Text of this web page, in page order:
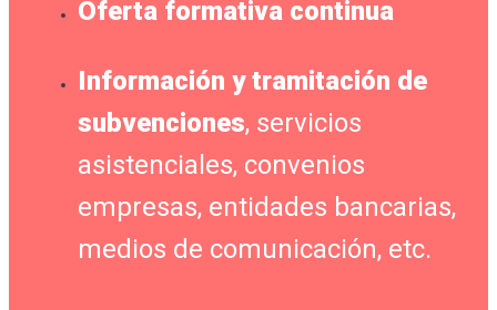
Oferta formativa continua
Información y tramitación de
subvenciones, servicios
asistenciales, convenios
empresas, entidades bancarias,
medios de comunicación, etc.